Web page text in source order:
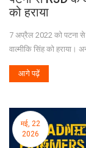
को हराया
7 अप्रैल 2022 को पटना से
वाल्मीकि सिंह को हराया।
आगे पढ़ें
मई, 22
2026